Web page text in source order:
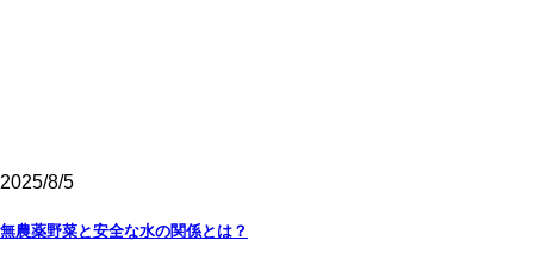
2025/8/5
無農薬野菜と安全な水の関係とは？